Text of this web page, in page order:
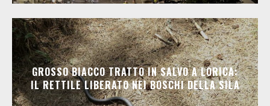
GROSSO BIACCO TRATTO IN SALVO A LORICA:
IL RETTILE LIBERATO NEI BOSCHI DELLA SILA